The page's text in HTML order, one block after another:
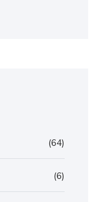
(64)
(6)